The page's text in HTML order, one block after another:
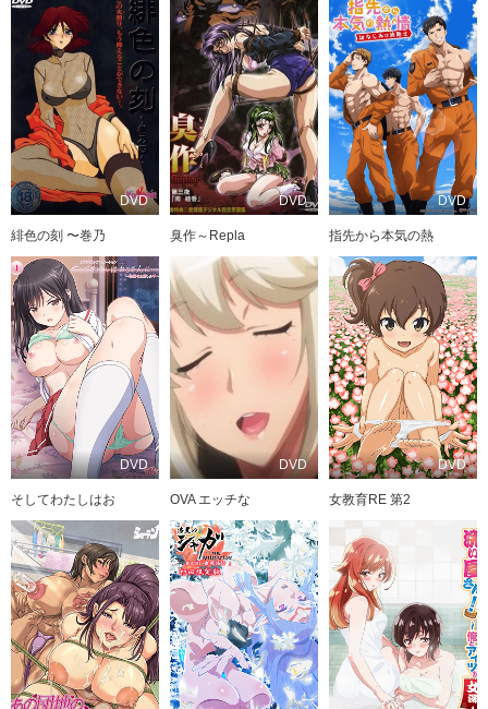
DVD
緋色の刻 〜巻乃
DVD
臭作～Repla
DVD
指先から本気の熱
DVD
そしてわたしはお
DVD
OVA エッチな
DVD
女教育RE 第2